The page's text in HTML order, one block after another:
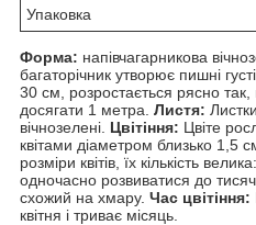
Упаковка
Форма: напівчагарникова
багаторічник утворює пишні
30 см, розростається рясно
досягати 1 метра. Листя:
вічнозелені. Цвітіння: Цвіте
квітами діаметром близько 1,5
розміри квітів, їх кількість
одночасно розвиватися до
схожий на хмару. Час цвітіння:
квітня і триває місяць.